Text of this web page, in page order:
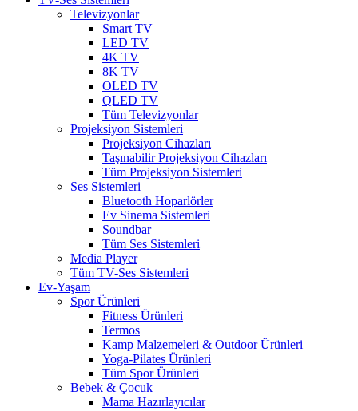
Televizyonlar
Smart TV
LED TV
4K TV
8K TV
OLED TV
QLED TV
Tüm Televizyonlar
Projeksiyon Sistemleri
Projeksiyon Cihazları
Taşınabilir Projeksiyon Cihazları
Tüm Projeksiyon Sistemleri
Ses Sistemleri
Bluetooth Hoparlörler
Ev Sinema Sistemleri
Soundbar
Tüm Ses Sistemleri
Media Player
Tüm TV-Ses Sistemleri
Ev-Yaşam
Spor Ürünleri
Fitness Ürünleri
Termos
Kamp Malzemeleri & Outdoor Ürünleri
Yoga-Pilates Ürünleri
Tüm Spor Ürünleri
Bebek & Çocuk
Mama Hazırlayıcılar